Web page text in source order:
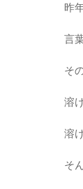
昨
言
そ
溶
溶
そ